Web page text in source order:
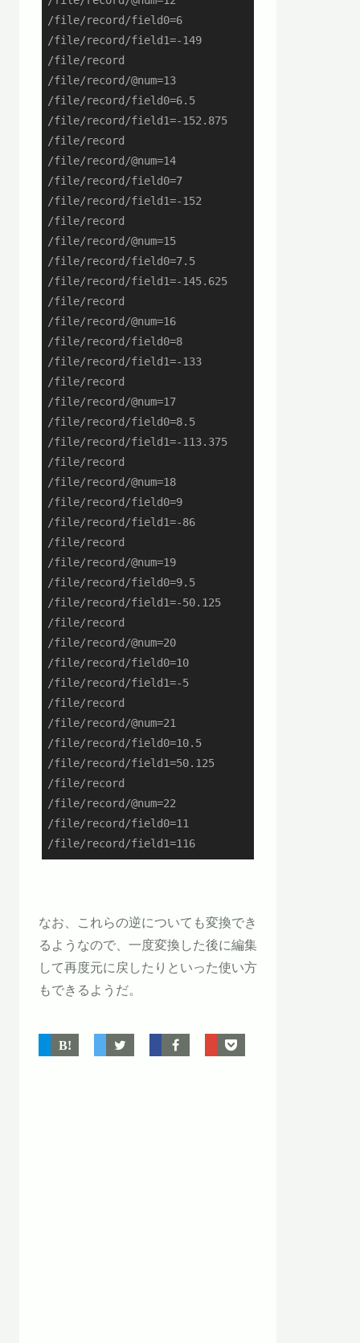
/file/record/field0=6
/file/record/field1=-149
/file/record
/file/record/@num=13
/file/record/field0=6.5
/file/record/field1=-152.875
/file/record
/file/record/@num=14
/file/record/field0=7
/file/record/field1=-152
/file/record
/file/record/@num=15
/file/record/field0=7.5
/file/record/field1=-145.625
/file/record
/file/record/@num=16
/file/record/field0=8
/file/record/field1=-133
/file/record
/file/record/@num=17
/file/record/field0=8.5
/file/record/field1=-113.375
/file/record
/file/record/@num=18
/file/record/field0=9
/file/record/field1=-86
/file/record
/file/record/@num=19
/file/record/field0=9.5
/file/record/field1=-50.125
/file/record
/file/record/@num=20
/file/record/field0=10
/file/record/field1=-5
/file/record
/file/record/@num=21
/file/record/field0=10.5
/file/record/field1=50.125
/file/record
/file/record/@num=22
/file/record/field0=11
/file/record/field1=116
なお、これらの逆についても変換でき
るようなので、一度変換した後に編集
して再度元に戻したりといった使い方
もできるようだ。